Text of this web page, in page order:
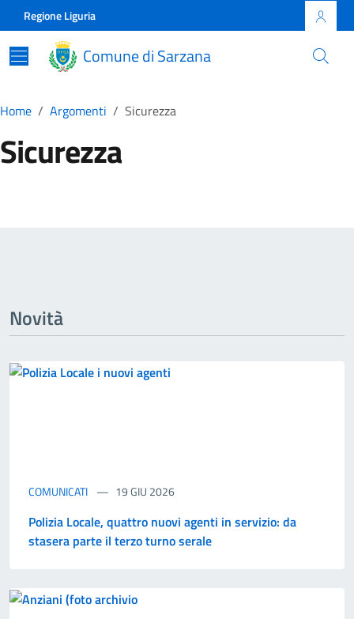
Skip to main content
Comune di Sarzana
Regione Liguria
Comune di Sarzana
Home Argomenti Sicurezza
Sicurezza
Novità
COMUNICATI 19 GIU 2026
Polizia Locale, quattro nuovi agenti in servizio: da
stasera parte il terzo turno serale